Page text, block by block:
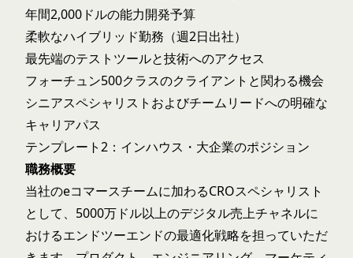
年間2,000ドルの能力開発予算
柔軟なハイブリッド勤務（週2日出社）
最先端のテストツールと技術へのアクセス
フォーチュン500クラスのクライアントと関わる機会
シニアスペシャリストおよびチームリードへの明確な
キャリアパス
テンプレート2：インハウス・大企業のポジション
職務概要
当社のeコマースチームに加わるCROスペシャリスト
として、5000万ドル以上のデジタル売上チャネルに
おけるエンドツーエンドの最適化戦略を担っていただ